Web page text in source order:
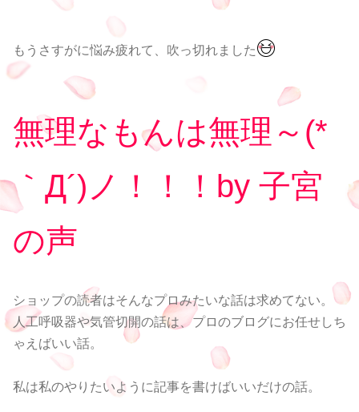
もうさすがに悩み疲れて、吹っ切れました
無理なもんは無理～(*
｀Д´)ノ！！！ by 子宮
の声
ショップの読者はそんなプロみたいな話は求めてない。
人工呼吸器や気管切開の話は、プロのブログにお任せしち
ゃえばいい話。
私は私のやりたいように記事を書けばいいだけの話。